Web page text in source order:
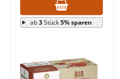
ab3Stück5% sparen